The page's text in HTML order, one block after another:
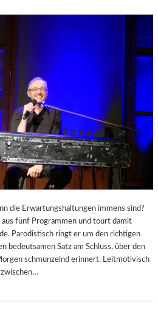
die Erwartungshaltungen immens sind?
aus fünf Programmen und tourt damit
Parodistisch ringt er um den richtigen
bedeutsamen Satz am Schluss, über den
schmunzelnd erinnert. Leitmotivisch